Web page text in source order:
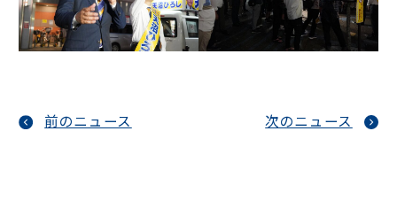
前のニュース 次のニュース